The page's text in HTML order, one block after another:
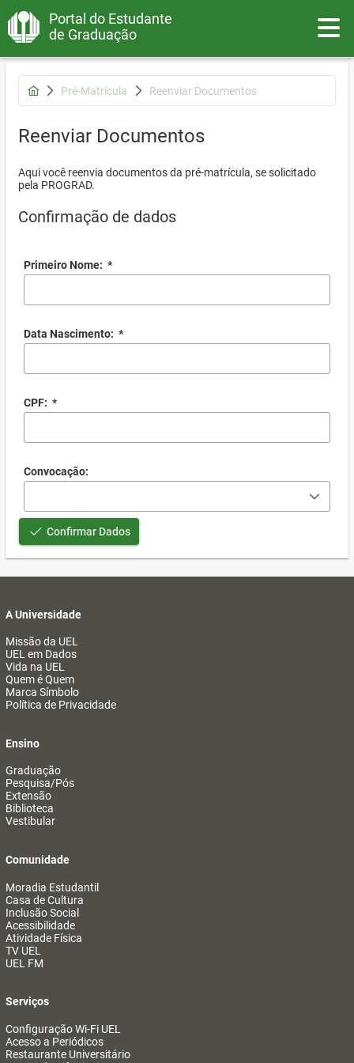
Portal do Estudante
de Graduação
Pré-Matrícula Reenviar Documentos
Reenviar Documentos
Aqui você reenvia documentos da pré-matrícula, se solicitado
pela PROGRAD.
Confirmação de dados
Primeiro Nome: *
Data Nascimento: *
CPF: *
Convocação:
Confirmar Dados
A Universidade
Missão da UEL
UEL em Dados
Vida na UEL
Quem é Quem
Marca Símbolo
Política de Privacidade
Ensino
Graduação
Pesquisa/Pós
Extensão
Biblioteca
Vestibular
Comunidade
Moradia Estudantil
Casa de Cultura
Inclusão Social
Acessibilidade
Atividade Física
TV UEL
UEL FM
Serviços
Configuração Wi-Fi UEL
Acesso a Periódicos
Restaurante Universitário